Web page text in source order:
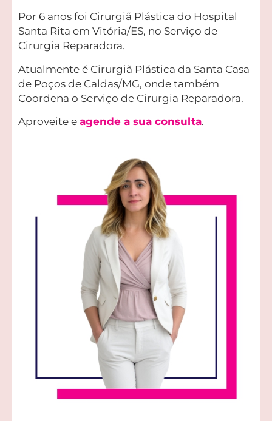
Por 6 anos foi Cirurgiã Plástica do Hospital
Santa Rita em Vitória/ES, no Serviço de
Cirurgia Reparadora.
Atualmente é Cirurgiã Plástica da Santa Casa
de Poços de Caldas/MG, onde também
Coordena o Serviço de Cirurgia Reparadora.
Aproveite e agende a sua consulta.